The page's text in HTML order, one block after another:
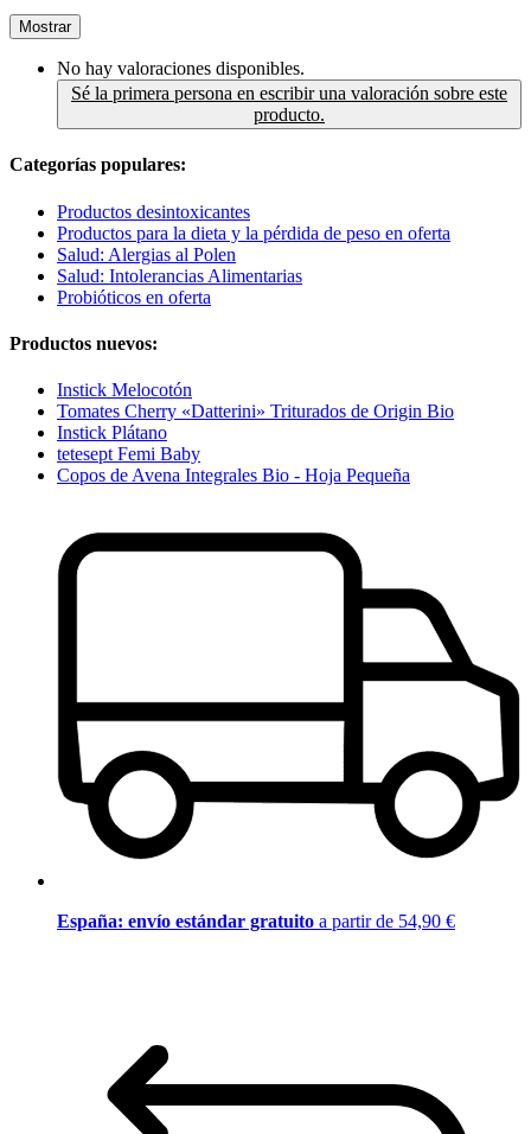
Mostrar
No hay valoraciones disponibles.
Sé la primera persona en escribir una valoración sobre este
producto.
Categorías populares:
Productos desintoxicantes
Productos para la dieta y la pérdida de peso en oferta
Salud: Alergias al Polen
Salud: Intolerancias Alimentarias
Probióticos en oferta
Productos nuevos:
Instick Melocotón
Tomates Cherry «Datterini» Triturados de Origin Bio
Instick Plátano
tetesept Femi Baby
Copos de Avena Integrales Bio - Hoja Pequeña
España: envío estándar gratuito a partir de 54,90 €